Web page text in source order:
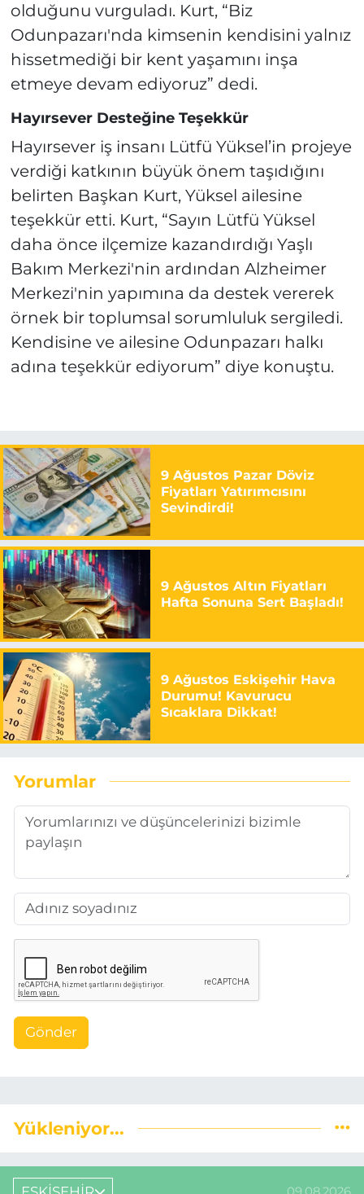
olduğunu vurguladı. Kurt, “Biz
Odunpazarı'nda kimsenin kendisini yalnız
hissetmediği bir kent yaşamını inşa
etmeye devam ediyoruz” dedi.
Hayırsever Desteğine Teşekkür
Hayırsever iş insanı Lütfü Yüksel’in projeye
verdiği katkının büyük önem taşıdığını
belirten Başkan Kurt, Yüksel ailesine
teşekkür etti. Kurt, “Sayın Lütfü Yüksel
daha önce ilçemize kazandırdığı Yaşlı
Bakım Merkezi'nin ardından Alzheimer
Merkezi'nin yapımına da destek vererek
örnek bir toplumsal sorumluluk sergiledi.
Kendisine ve ailesine Odunpazarı halkı
adına teşekkür ediyorum” diye konuştu.
9 Ağustos Pazar Döviz
Fiyatları Yatırımcısını
Sevindirdi!
9 Ağustos Altın Fiyatları
Hafta Sonuna Sert Başladı!
9 Ağustos Eskişehir Hava
Durumu! Kavurucu
Sıcaklara Dikkat!
Yorumlar
Gönder
Yükleniyor...